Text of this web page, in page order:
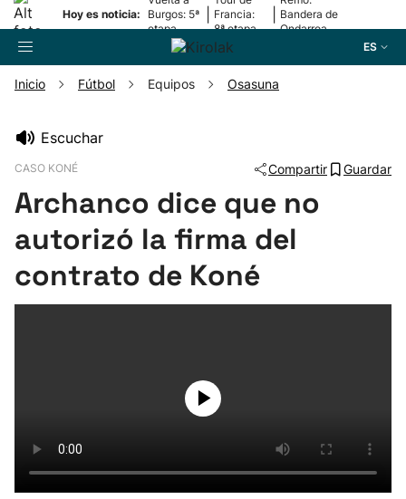
Hoy es noticia:
Burgos: 5ª
etapa
Francia:
8ª etapa
Bandera de
Ondarroa
ES
Pelota
Remo
Inicio Fútbol Equipos Osasuna
Escuchar
CASO KONÉ Compartir Guardar
Archanco dice que no
autorizó la firma del
contrato de Koné